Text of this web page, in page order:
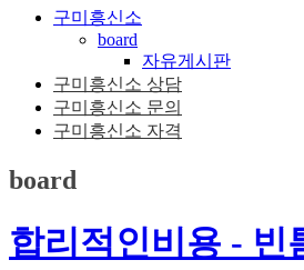
구미흥신소
board
자유게시판
구미흥신소 상담
구미흥신소 문의
구미흥신소 자격
board
합리적인비용 - 빈